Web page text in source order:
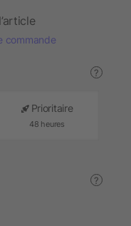
commande
?
Prioritaire
48 heures
?